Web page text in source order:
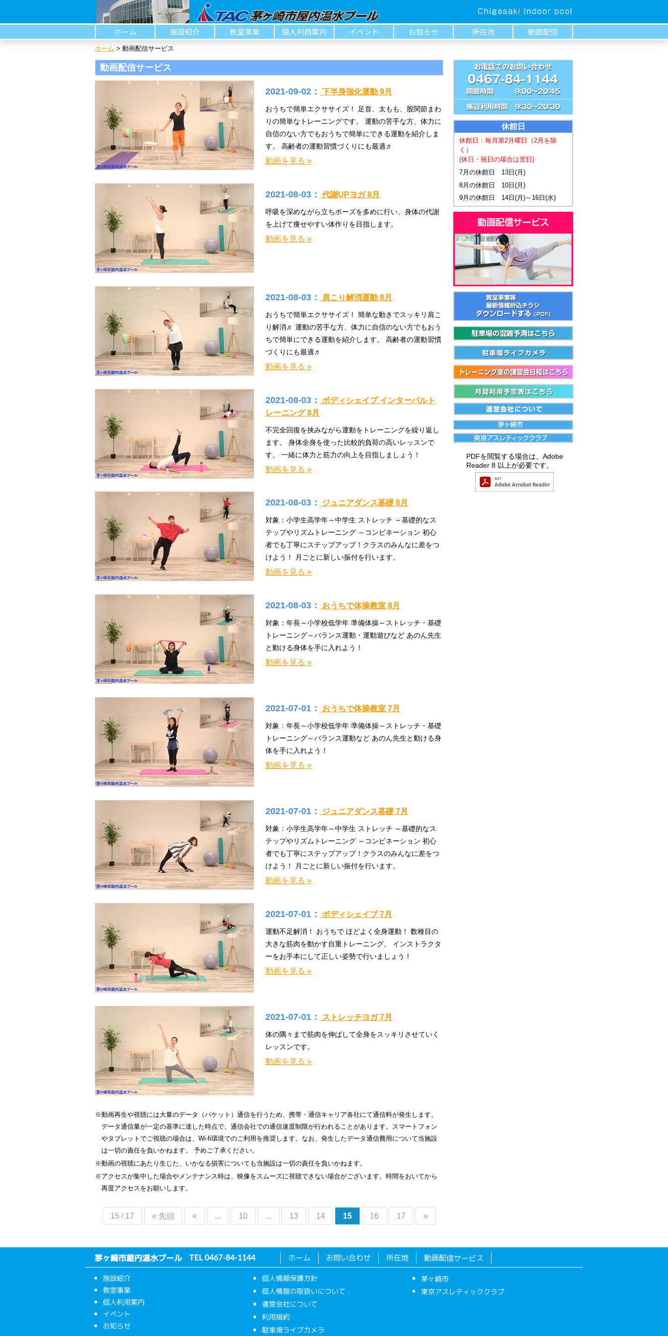
ホーム 施設紹介 教室事業 個人利用案内 イベント お知らせ 所在地 動画配信
ホーム > 動画配信サービス
動画配信サービス
2021-09-02： 下半身強化運動 9月
おうちで簡単エクササイズ！ 足首、太もも、股関節まわ
りの簡単なトレーニングです。 運動の苦手な方、体力に
自信のない方でもおうちで簡単にできる運動を紹介しま
す。 高齢者の運動習慣づくりにも最適♬
動画を見る »
2021-08-03： 代謝UPヨガ 8月
呼吸を深めながら立ちポーズを多めに行い、身体の代謝
を上げて痩せやすい体作りを目指します。
動画を見る »
2021-08-03： 肩こり解消運動 8月
おうちで簡単エクササイズ！ 簡単な動きでスッキリ肩こ
り解消♬ 運動の苦手な方、体力に自信のない方でもおう
ちで簡単にできる運動を紹介します。 高齢者の運動習慣
づくりにも最適♬
動画を見る »
2021-08-03：
ボディシェイプ インターバルト
レーニング 8月
不完全回復を挟みながら運動をトレーニングを繰り返し
ます。 身体全身を使った比較的負荷の高いレッスンで
す。 一緒に体力と筋力の向上を目指しましょう！
動画を見る »
2021-08-03： ジュニアダンス基礎 8月
対象：小学生高学年～中学生 ストレッチ ～基礎的なス
テップやリズムトレーニング ～コンビネーション 初心
者でも丁寧にステップアップ！クラスのみんなに差をつ
けよう！ 月ごとに新しい振付を行います。
動画を見る »
2021-08-03： おうちで体操教室 8月
対象：年長～小学校低学年 準備体操～ストレッチ・基礎
トレーニング～バランス運動・運動遊びなど あのん先生
と動ける身体を手に入れよう！
動画を見る »
2021-07-01： おうちで体操教室 7月
対象：年長～小学校低学年 準備体操～ストレッチ・基礎
トレーニング～バランス運動など あのん先生と動ける身
体を手に入れよう！
動画を見る »
2021-07-01： ジュニアダンス基礎 7月
対象：小学生高学年～中学生 ストレッチ ～基礎的なス
テップやリズムトレーニング ～コンビネーション 初心
者でも丁寧にステップアップ！クラスのみんなに差をつ
けよう！ 月ごとに新しい振付を行います。
動画を見る »
2021-07-01： ボディシェイプ 7月
運動不足解消！ おうちで ほどよく全身運動！ 数種目の
大きな筋肉を動かす自重トレーニング。 インストラクタ
ーをお手本にして正しい姿勢で行いましょう！
動画を見る »
2021-07-01： ストレッチヨガ 7月
体の隅々まで筋肉を伸ばして全身をスッキリさせていく
レッスンです。
動画を見る »
※動画再生や視聴には大量のデータ（パケット）通信を行うため、携帯・通信キャリア各社にて通信料が発生します。
データ通信量が一定の基準に達した時点で、通信会社での通信速度制限が行われることがあります。スマートフォン
やタブレットでご視聴の場合は、Wi-fi環境でのご利用を推奨します。なお、発生したデータ通信費用について当施設
は一切の責任を負いかねます。 予めご了承ください。
※動画の視聴にあたり生じた、いかなる損害についても当施設は一切の責任を負いかねます。
※アクセスが集中した場合やメンテナンス時は、映像をスムーズに視聴できない場合がございます。時間をおいてから
再度アクセスをお願いします。
15 / 17 « 先頭 « ... 10 ... 13 14 15 16 17 »
休館日
休館日：毎月第2月曜日
（2月を除
く）
(休日・祝日の場合は翌日)
7月の休館日 13日(月)
8月の休館日 10日(月)
9月の休館日 14日(月)～16日(水)
PDFを閲覧する場合は、Adobe
Reader 8 以上が必要です。
茅ヶ崎市屋内温水プール TEL0467-84-1144 ホーム お問い合わせ 所在地 動画配信サービス
施設紹介
教室事業
個人利用案内
イベント
お知らせ
個人情報保護方針
個人情報の取扱いについて
運営会社について
利用規約
駐車場ライブカメラ
茅ヶ崎市
東京アスレティッククラブ